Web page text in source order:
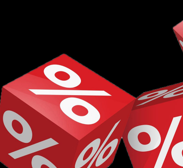
LCR083 33 класс Дуб
Дуб горный светло-коричневый имеет
тепла и уюта. Ламинат отличается
к механическим повреждениям
LCR083 33 класс Дуб горный светло-
влаги идеально подходит для укладки в
замкового соединения позволяет